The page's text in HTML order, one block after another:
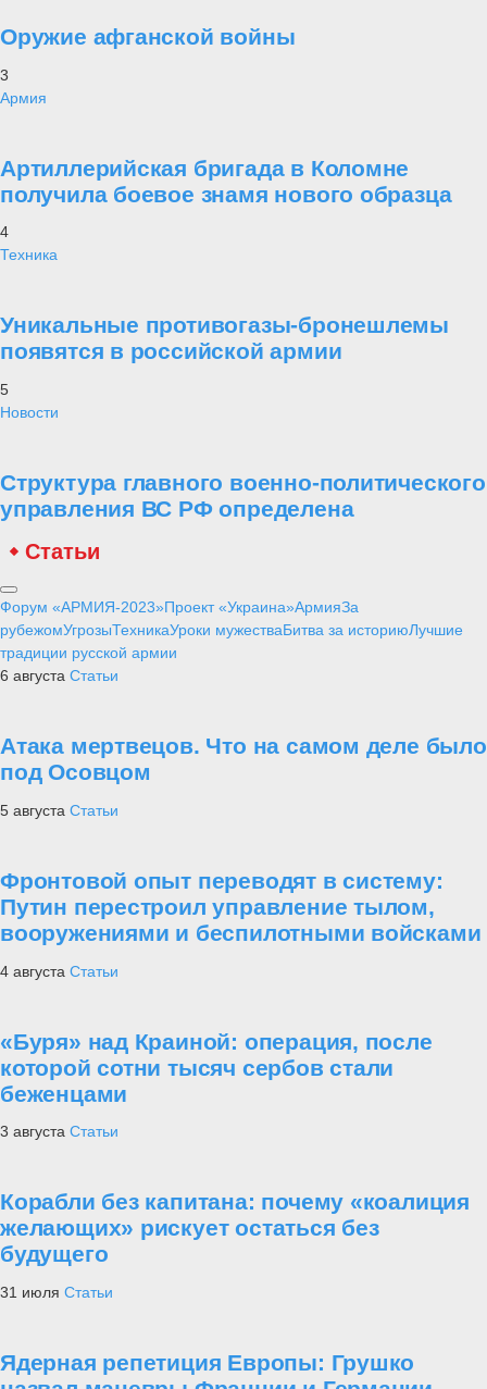
Оружие афганской войны
3
Армия
Артиллерийская бригада в Коломне
получила боевое знамя нового образца
4
Техника
Уникальные противогазы-бронешлемы
появятся в российской армии
5
Новости
Структура главного военно-политического
управления ВС РФ определена
Статьи
Форум «АРМИЯ-2023»Проект «Украина»АрмияЗа
рубежомУгрозыТехникаУроки мужестваБитва за историюЛучшие
традиции русской армии
6 августа Статьи
Атака мертвецов. Что на самом деле было
под Осовцом
5 августа Статьи
Фронтовой опыт переводят в систему:
Путин перестроил управление тылом,
вооружениями и беспилотными войсками
4 августа Статьи
«Буря» над Краиной: операция, после
которой сотни тысяч сербов стали
беженцами
3 августа Статьи
Корабли без капитана: почему «коалиция
желающих» рискует остаться без
будущего
31 июля Статьи
Ядерная репетиция Европы: Грушко